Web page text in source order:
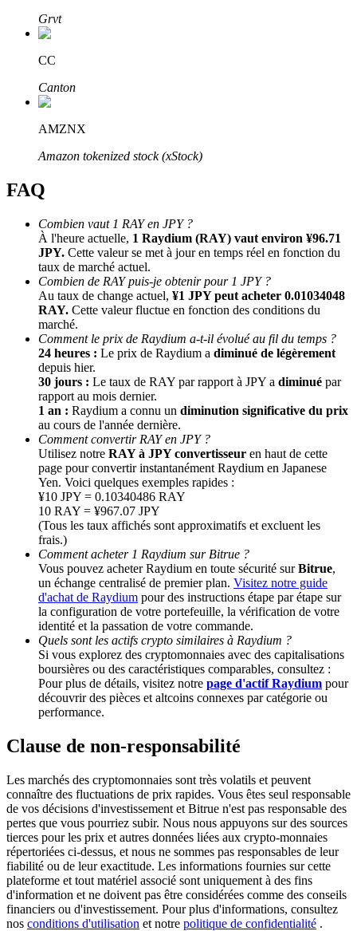
Affiliés Bitrue
Parrainage
Invitez un ami pour recevoir des récompenses en espèces
Deposit CASHCAT & Win
Deposit CASHCAT & Win
Share 500000 CASHCAT prize pool
Exclusive for BitMart Users
Register & Trade to Win 500,000 USDT
Precious Metals Trading Carnival
Trade Gold & Silver · 33,333 USDT Bonus
USDT New User Exclusive 10% APR
USDT Flexible Staking | Daily Rewards
Grvt
CC
Canton
AMZNX
Amazon tokenized stock (xStock)
FAQ
Combien vaut 1 RAY en JPY ?
À l'heure actuelle, 1 Raydium (RAY) vaut environ ¥96.71
JPY. Cette valeur se met à jour en temps réel en fonction du
taux de marché actuel.
Combien de RAY puis-je obtenir pour 1 JPY ?
Au taux de change actuel, ¥1 JPY peut acheter 0.01034048
RAY. Cette valeur fluctue en fonction des conditions du
marché.
Comment le prix de Raydium a-t-il évolué au fil du temps ?
24 heures : Le prix de Raydium a diminué de légèrement
depuis hier.
30 jours : Le taux de RAY par rapport à JPY a diminué par
rapport au mois dernier.
1 an : Raydium a connu un diminution significative du prix
au cours de l'année dernière.
Comment convertir RAY en JPY ?
Utilisez notre RAY à JPY convertisseur en haut de cette
page pour convertir instantanément Raydium en Japanese
Yen. Voici quelques exemples rapides :
¥10 JPY = 0.10340486 RAY
10 RAY = ¥967.07 JPY
(Tous les taux affichés sont approximatifs et excluent les
frais.)
Comment acheter 1 Raydium sur Bitrue ?
Vous pouvez acheter Raydium en toute sécurité surBitrue,
un échange centralisé de premier plan. Visitez notre guide
d'achat de Raydium pour des instructions étape par étape sur
la configuration de votre portefeuille, la vérification de votre
identité et la passation de votre commande.
Quels sont les actifs crypto similaires à Raydium ?
Si vous explorez des cryptomonnaies avec des capitalisations
boursières ou des caractéristiques comparables, consultez :
Pour plus de détails, visitez notre page d'actif Raydium pour
découvrir des pièces et altcoins connexes par catégorie ou
performance.
Clause de non-responsabilité
Les marchés des cryptomonnaies sont très volatils et peuvent
connaître des fluctuations de prix rapides. Vous êtes seul responsable
de vos décisions d'investissement et Bitrue n'est pas responsable des
pertes que vous pourriez subir. Nous nous appuyons sur des sources
tierces pour les prix et autres données liées aux crypto-monnaies
répertoriées ci-dessus, et nous ne sommes pas responsables de leur
fiabilité ou de leur exactitude. Les informations fournies sur cette
plateforme et tout matériel associé sont uniquement à des fins
d'information et ne doivent pas être considérées comme des conseils
financiers ou d'investissement. Pour plus d'informations, consultez
nos conditions d'utilisation et notre politique de confidentialité .